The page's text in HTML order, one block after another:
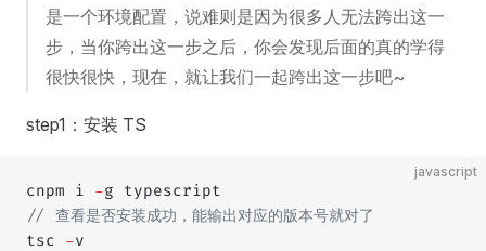
是一个环境配置，说难则是因为很多人无法跨出这一
步，当你跨出这一步之后，你会发现后面的真的学得
很快很快，现在，就让我们一起跨出这一步吧~
step1：安装 TS
javascript
cnpm i -g typescript
// 查看是否安装成功，能输出对应的版本号就对了
tsc -v